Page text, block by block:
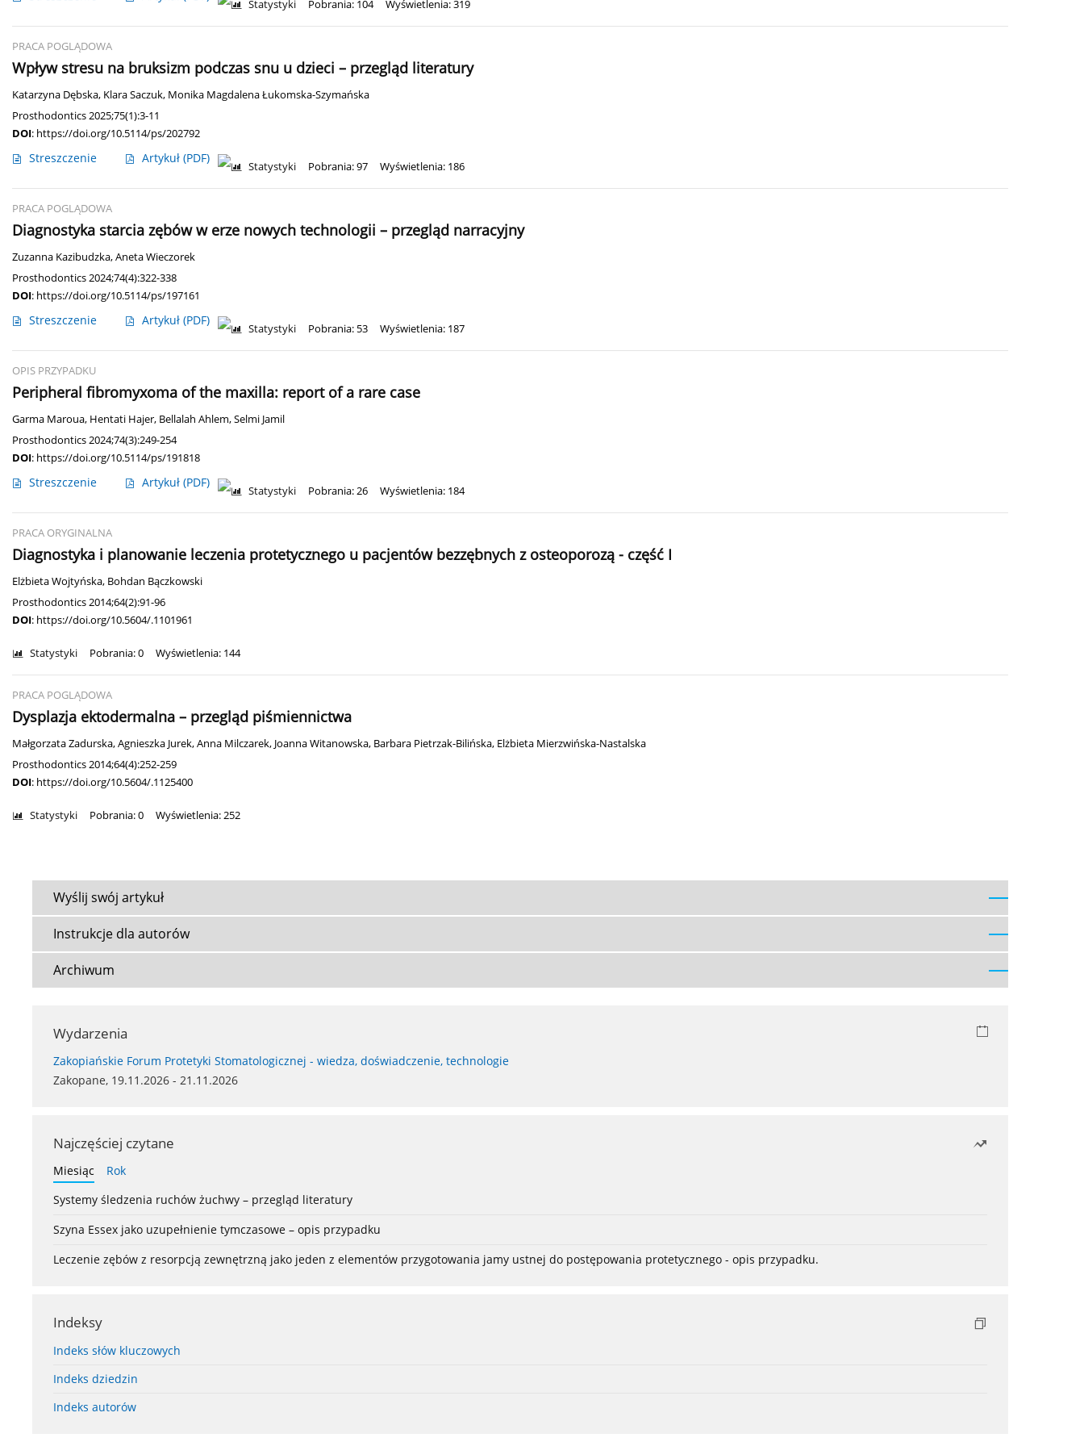
Statystyki Pobrania: 104 Wyświetlenia: 319
PRACA POGLĄDOWA
Wpływ stresu na bruksizm podczas snu u dzieci – przegląd literatury
Katarzyna Dębska, Klara Saczuk, Monika Magdalena Łukomska-Szymańska
Prosthodontics 2025;75(1):3-11
DOI: https://doi.org/10.5114/ps/202792
Streszczenie Artykuł (PDF)
Statystyki Pobrania: 97 Wyświetlenia: 186
PRACA POGLĄDOWA
Diagnostyka starcia zębów w erze nowych technologii – przegląd narracyjny
Zuzanna Kazibudzka,Aneta Wieczorek
Prosthodontics 2024;74(4):322-338
DOI: https://doi.org/10.5114/ps/197161
Streszczenie Artykuł (PDF)
Statystyki Pobrania: 53 Wyświetlenia: 187
OPIS PRZYPADKU
Peripheral fibromyxoma of the maxilla: report of a rare case
Garma Maroua, Hentati Hajer, Bellalah Ahlem,Selmi Jamil
Prosthodontics 2024;74(3):249-254
DOI: https://doi.org/10.5114/ps/191818
Streszczenie Artykuł (PDF)
Statystyki Pobrania: 26 Wyświetlenia: 184
PRACA ORYGINALNA
Diagnostyka i planowanie leczenia protetycznego u pacjentów bezzębnych z osteoporozą - część I
Elżbieta Wojtyńska, Bohdan Bączkowski
Prosthodontics 2014;64(2):91-96
DOI: https://doi.org/10.5604/.1101961
Statystyki Pobrania: 0 Wyświetlenia: 144
PRACA POGLĄDOWA
Dysplazja ektodermalna – przegląd piśmiennictwa
Małgorzata Zadurska,Agnieszka Jurek,Anna Milczarek, Joanna Witanowska, Barbara Pietrzak-Bilińska, Elżbieta Mierzwińska-Nastalska
Prosthodontics 2014;64(4):252-259
DOI: https://doi.org/10.5604/.1125400
Statystyki Pobrania: 0 Wyświetlenia: 252
Wyślij swój artykuł
Instrukcje dla autorów
Archiwum
Wydarzenia
Zakopiańskie Forum Protetyki Stomatologicznej - wiedza, doświadczenie, technologie
Zakopane, 19.11.2026 - 21.11.2026
Najczęściej czytane
Miesiąc
Rok
Systemy śledzenia ruchów żuchwy – przegląd literatury
Szyna Essex jako uzupełnienie tymczasowe – opis przypadku
Leczenie zębów z resorpcją zewnętrzną jako jeden z elementów przygotowania jamy ustnej do postępowania protetycznego - opis przypadku.
Indeksy
Indeks słów kluczowych
Indeks dziedzin
Indeks autorów